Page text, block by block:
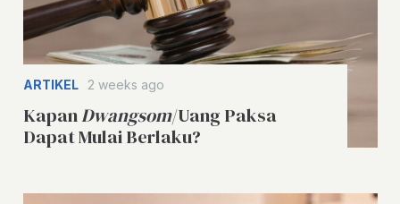
ARTIKEL 2 weeks ago
KapanDwangsom/Uang Paksa
Dapat Mulai Berlaku?